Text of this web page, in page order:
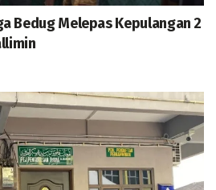
Bedug Melepas Kepulangan 2